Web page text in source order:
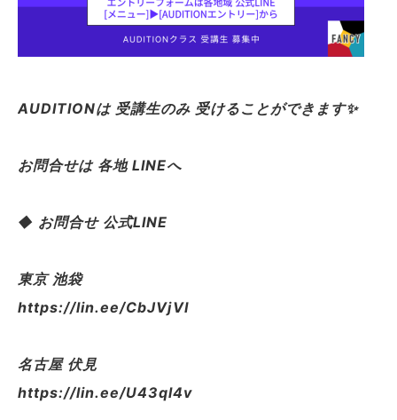
AUDITIONは 受講生のみ 受けることができます✨
お問合せは 各地 LINEへ
◆ お問合せ 公式LINE
東京 池袋
https://lin.ee/CbJVjVI
名古屋 伏見
https://lin.ee/U43ql4v